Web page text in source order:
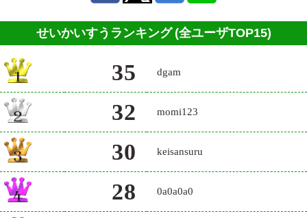
せいかいすうランキング (全ユーザTOP15)
35 dgam
32 momi123
30 keisansuru
28 0a0a0a0